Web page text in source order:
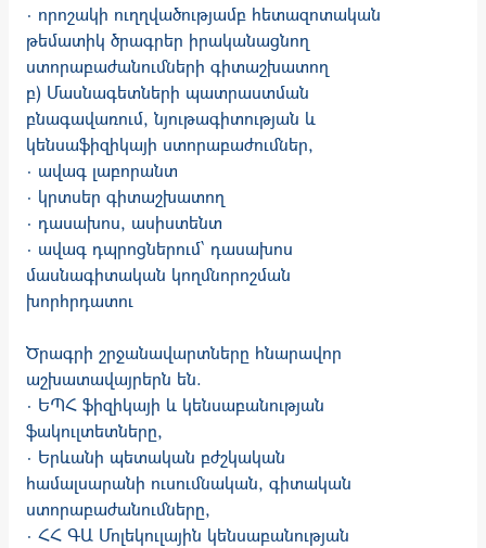
· որոշակի ուղղվածությամբ հետազոտական
թեմատիկ ծրագրեր իրականացնող
ստորաբաժանումների գիտաշխատող
բ) Մասնագետների պատրաստման
բնագավառում, նյութագիտության և
կենսաֆիզիկայի ստորաբաժումներ,
· ավագ լաբորանտ
· կրտսեր գիտաշխատող
· դասախոս, ասիստենտ
· ավագ դպրոցներում՝ դասախոս
մասնագիտական կողմնորոշման
խորհրդատու
Ծրագրի շրջանավարտները հնարավոր
աշխատավայրերն են.
· ԵՊՀ ֆիզիկայի և կենսաբանության
ֆակուլտետները,
· Երևանի պետական բժշկական
համալսարանի ուսումնական, գիտական
ստորաբաժանումները,
· ՀՀ ԳԱ Մոլեկուլային կենսաբանության